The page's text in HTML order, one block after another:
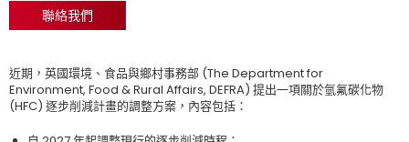
聯絡我們
近期，英國環境、食品與鄉村事務部 (The Department for
Environment, Food & Rural Affairs, DEFRA) 提出一項關於氫氟碳化物
(HFC) 逐步削減計畫的調整方案，內容包括：